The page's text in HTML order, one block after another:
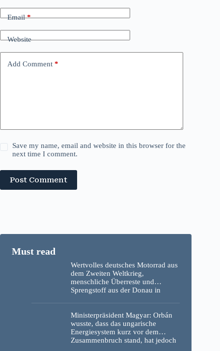
Email*
Website
Add Comment *
Save my name, email and website in this browser for the
next time I comment.
Post Comment
Wertvolles deutsches Motorrad aus
dem Zweiten Weltkrieg,
menschliche Überreste und
Sprengstoff aus der Donau in
Ministerpräsident Magyar: Orbán
wusste, dass das ungarische
Energiesystem kurz vor dem
Zusammenbruch stand, hat jedoch